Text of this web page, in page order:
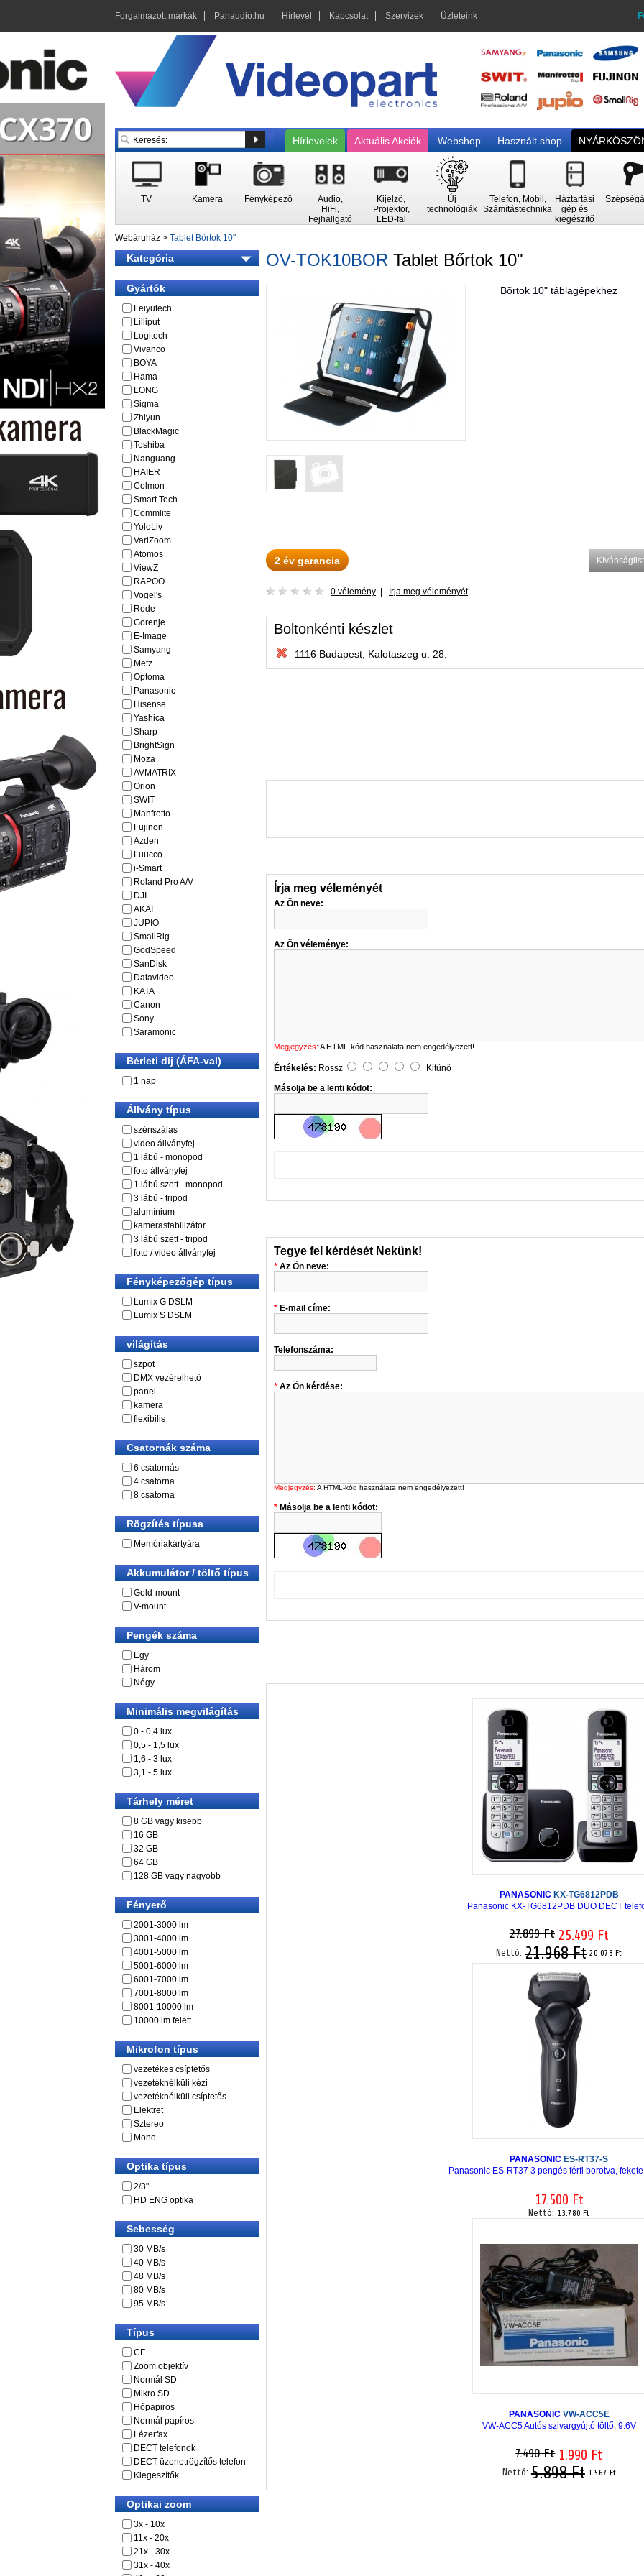
Forgalmazott márkák Panaudio.hu Hírlevél Kapcsolat Szervizek Üzleteink
Hírlevelek
Aktuális Akciók Webshop Használt shop
TV Kamera Fényképező
Audio,
HiFi,
Fejhallgató
Kijelző,
Projektor,
LED-fal
Új
technológiák
Telefon, Mobil,
Számítástechnika
Háztartási
gép és
kiegészítő
Webáruház > Tablet Bőrtok 10"
Kategória
Gyártók
Feiyutech
Lilliput
Logitech
Vivanco
BOYA
Hama
LONG
Sigma
Zhiyun
BlackMagic
Toshiba
Nanguang
HAIER
Colmon
Smart Tech
Commlite
YoloLiv
VariZoom
Atomos
ViewZ
RAPOO
Vogel's
Rode
Gorenje
E-Image
Samyang
Metz
Optoma
Panasonic
Hisense
Yashica
Sharp
BrightSign
Moza
AVMATRIX
Orion
SWIT
Manfrotto
Fujinon
Azden
Luucco
i-Smart
Roland Pro A/V
DJI
AKAI
JUPIO
SmallRig
GodSpeed
SanDisk
Datavideo
KATA
Canon
Sony
Saramonic
Bérleti díj (ÁFA-val)
1 nap
Állvány típus
szénszálas
video állványfej
1 lábú - monopod
foto állványfej
1 lábú szett - monopod
3 lábú - tripod
alumínium
kamerastabilizátor
3 lábú szett - tripod
foto / video állványfej
Fényképezőgép típus
Lumix G DSLM
Lumix S DSLM
világítás
szpot
DMX vezérelhető
panel
kamera
flexibilis
Csatornák száma
6 csatornás
4 csatorna
8 csatorna
Rögzítés típusa
Memóriakártyára
Akkumulátor / töltő típus
Gold-mount
V-mount
Pengék száma
Egy
Három
Négy
Minimális megvilágítás
0 - 0,4 lux
0,5 - 1,5 lux
1,6 - 3 lux
3,1 - 5 lux
Tárhely méret
8 GB vagy kisebb
16 GB
32 GB
64 GB
128 GB vagy nagyobb
Fényerő
2001-3000 lm
3001-4000 lm
4001-5000 lm
5001-6000 lm
6001-7000 lm
7001-8000 lm
8001-10000 lm
10000 lm felett
Mikrofon típus
vezetékes csíptetős
vezetéknélküli kézi
vezetéknélküli csíptetős
Elektret
Sztereo
Mono
Optika típus
2/3"
HD ENG optika
Sebesség
30 MB/s
40 MB/s
48 MB/s
80 MB/s
95 MB/s
Típus
CF
Zoom objektív
Normál SD
Mikro SD
Hőpapiros
Normál papíros
Lézerfax
DECT telefonok
DECT üzenetrögzítős telefon
Kiegeszítők
Optikai zoom
3x - 10x
11x - 20x
21x - 30x
31x - 40x
OV-TOK10BOR Tablet Bőrtok 10"
Bõrtok 10" táblagépekhez
2 év garancia
0 vélemény Írja meg véleményét
Boltonkénti készlet
1116 Budapest, Kalotaszeg u. 28.
Írja meg véleményét
Az Ön neve:
Az Ön véleménye:
Megjegyzés: A HTML-kód használata nem engedélyezett!
Értékelés: Rossz
Kitűnő
Másolja be a lenti kódot:
Tegye fel kérdését Nekünk!
Az Ön neve:
E-mail címe:
Telefonszáma:
Az Ön kérdése:
Megjegyzés: A HTML-kód használata nem engedélyezett!
Másolja be a lenti kódot:
PANASONIC KX-TG6812PDB
Panasonic KX-TG6812PDB DUO DECT
27.899 Ft 25.499 Ft
Nettó:21.968 Ft 20.078 Ft
PANASONICES-RT37-S
Panasonic ES-RT37 3 pengés férfi borotva, fekete
17.500 Ft
Nettó: 13.780 Ft
PANASONIC VW-ACC5E
VW-ACC5 Autós szivargyújtó töltő, 9.6V
7.490 Ft 1.990 Ft
Nettó:5.898 Ft 1.567 Ft